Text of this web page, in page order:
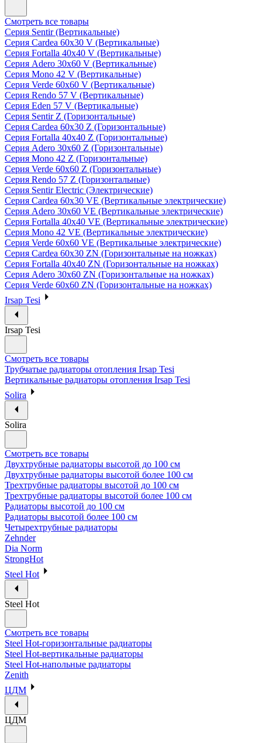
Смотреть все товары
Серия Sentir (Вертикальные)
Серия Cardea 60х30 V (Вертикальные)
Серия Fortalla 40х40 V (Вертикальные)
Серия Adero 30х60 V (Вертикальные)
Серия Mono 42 V (Вертикальные)
Серия Verde 60х60 V (Вертикальные)
Серия Rendo 57 V (Вертикальные)
Серия Eden 57 V (Вертикальные)
Серия Sentir Z (Горизонтальные)
Серия Cardea 60х30 Z (Горизонтальные)
Серия Fortalla 40х40 Z (Горизонтальные)
Серия Adero 30х60 Z (Горизонтальные)
Серия Mono 42 Z (Горизонтальные)
Серия Verde 60х60 Z (Горизонтальные)
Серия Rendo 57 Z (Горизонтальные)
Серия Sentir Electric (Электрические)
Серия Cardea 60х30 VE (Вертикальные электрические)
Серия Adero 30х60 VE (Вертикальные электрические)
Серия Fortalla 40х40 VE (Вертикальные электрические)
Серия Mono 42 VE (Вертикальные электрические)
Серия Verde 60х60 VE (Вертикальные электрические)
Серия Cardea 60х30 ZN (Горизонтальные на ножках)
Серия Fortalla 40х40 ZN (Горизонтальные на ножках)
Серия Adero 30х60 ZN (Горизонтальные на ножках)
Серия Verde 60х60 ZN (Горизонтальные на ножках)
Irsap Tesi
Irsap Tesi
Смотреть все товары
Трубчатые радиаторы отопления Irsap Tesi
Вертикальные радиаторы отопления Irsap Tesi
Solira
Solira
Смотреть все товары
Двухтрубные радиаторы высотой до 100 см
Двухтрубные радиаторы высотой более 100 см
Трехтрубные радиаторы высотой до 100 см
Трехтрубные радиаторы высотой более 100 см
Радиаторы высотой до 100 см
Радиаторы высотой более 100 см
Четырехтрубные радиаторы
Zehnder
Dia Norm
StrongHot
Steel Hot
Steel Hot
Смотреть все товары
Steel Hot-горизонтальные радиаторы
Steel Hot-вертикальные радиаторы
Steel Hot-напольные радиаторы
Zenith
ЦДМ
ЦДМ